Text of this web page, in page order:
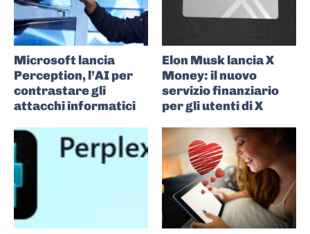
Microsoft lancia
Perception, l’AI per
contrastare gli
attacchi informatici
Elon Musk lancia X
Money: il nuovo
servizio finanziario
per gli utenti di X